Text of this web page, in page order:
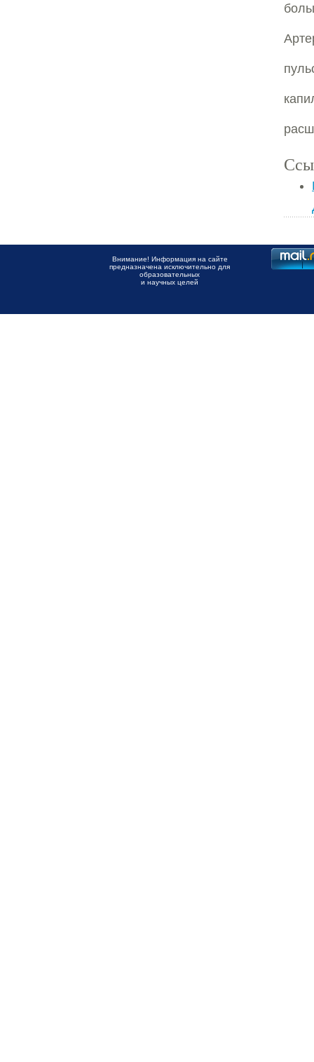
Внимание! Информация на сайте
предназначена исключительно для
образовательных
и научных целей